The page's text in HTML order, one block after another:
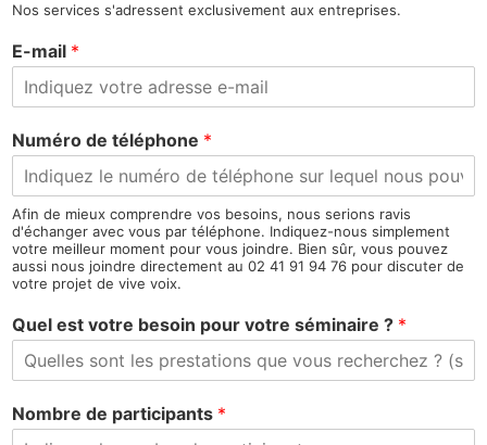
Nos services s'adressent exclusivement aux entreprises.
E-mail *
Numéro de téléphone *
Afin de mieux comprendre vos besoins, nous serions ravis
d'échanger avec vous par téléphone. Indiquez-nous simplement
votre meilleur moment pour vous joindre. Bien sûr, vous pouvez
aussi nous joindre directement au 02 41 91 94 76 pour discuter de
votre projet de vive voix.
Quel est votre besoin pour votre séminaire ? *
Nombre de participants *